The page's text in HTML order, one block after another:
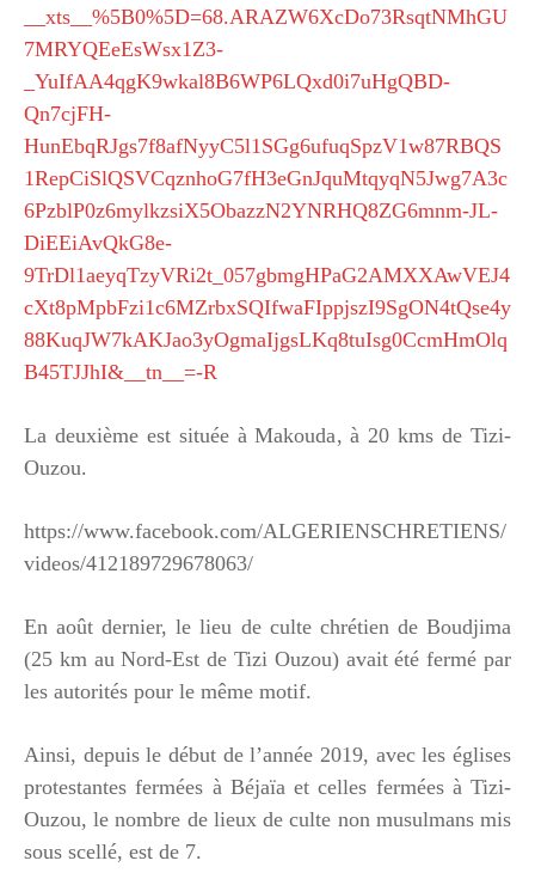
__xts__%5B0%5D=68.ARAZW6XcDo73RsqtNMhGU
7MRYQEeEsWsx1Z3-
_YuIfAA4qgK9wkal8B6WP6LQxd0i7uHgQBD-
Qn7cjFH-
HunEbqRJgs7f8afNyyC5l1SGg6ufuqSpzV1w87RBQS
1RepCiSlQSVCqznhoG7fH3eGnJquMtqyqN5Jwg7A3c
6PzblP0z6mylkzsiX5ObazzN2YNRHQ8ZG6mnm-JL-
DiEEiAvQkG8e-
9TrDl1aeyqTzyVRi2t_057gbmgHPaG2AMXXAwVEJ4
cXt8pMpbFzi1c6MZrbxSQIfwaFIppjszI9SgON4tQse4y
88KuqJW7kAKJao3yOgmaIjgsLKq8tuIsg0CcmHmOlq
B45TJJhI&__tn__=-R
La deuxième est située à Makouda, à 20 kms de Tizi-
Ouzou.
https://www.facebook.com/ALGERIENSCHRETIENS/
videos/412189729678063/
En août dernier, le lieu de culte chrétien de Boudjima
(25 km au Nord-Est de Tizi Ouzou) avait été fermé par
les autorités pour le même motif.
Ainsi, depuis le début de l’année 2019, avec les églises
protestantes fermées à Béjaïa et celles fermées à Tizi-
Ouzou, le nombre de lieux de culte non musulmans mis
sous scellé, est de 7.